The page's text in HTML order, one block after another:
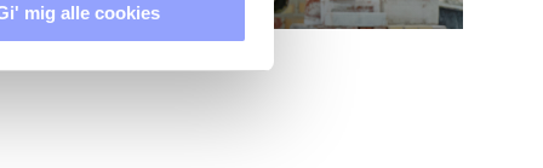
mig alle cookies